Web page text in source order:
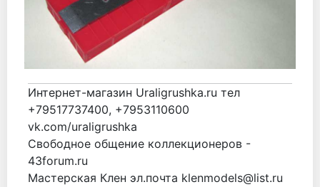
Интернет-магазин Uraligrushka.ru тел
+79517737400, +7953110600
vk.com/uraligrushka
Свободное общение коллекционеров -
43forum.ru
Мастерская Клен эл.почта klenmodels@list.ru